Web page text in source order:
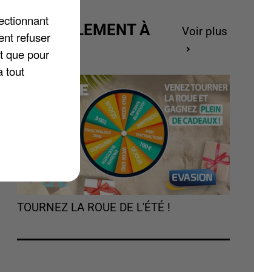
ACTUELLEMENT À
GAGNER
Voir plus
TOURNEZ LA ROUE DE L'ÉTÉ !
refuser
que pour
tout